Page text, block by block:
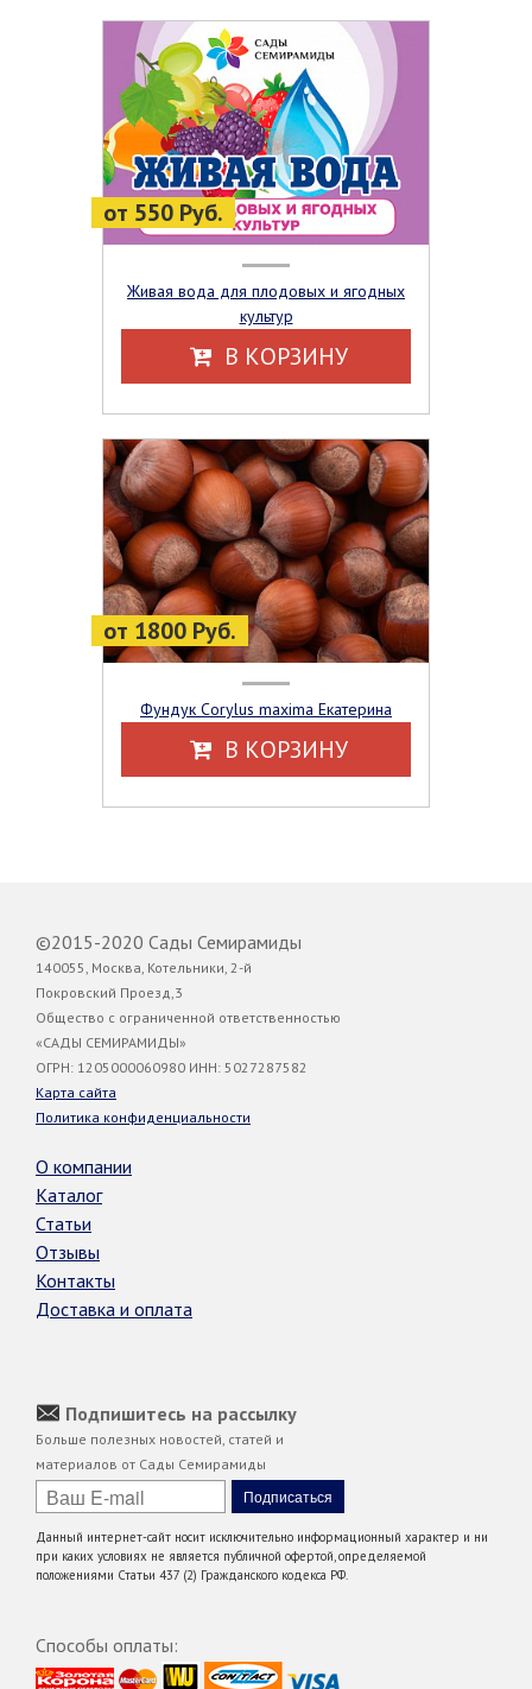
от 550 Руб.
Живая вода для плодовых и ягодных
культур
В КОРЗИНУ
от 1800 Руб.
Фундук Corylus maxima Екатерина
В КОРЗИНУ
©2015-2020 Сады Семирамиды
140055, Москва, Котельники, 2-й
Покровский Проезд,3
Общество с ограниченной ответственностью
«САДЫ СЕМИРАМИДЫ»
ОГРН: 1205000060980 ИНН: 5027287582
Карта сайта
Политика конфиденциальности
О компании
Каталог
Статьи
Отзывы
Контакты
Доставка и оплата
Подпишитесь на рассылку
Больше полезных новостей, статей и
материалов от Сады Семирамиды
Данный интернет-сайт носит исключительно информационный характер и ни
при каких условиях не является публичной офертой, определяемой
положениями Статьи 437 (2) Гражданского кодекса РФ.
Способы оплаты: